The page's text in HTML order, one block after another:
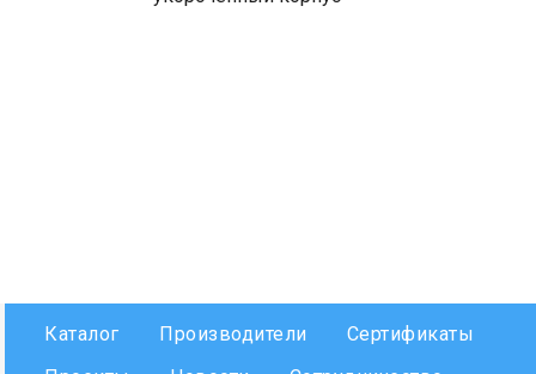
Каталог Производители
Сертификаты